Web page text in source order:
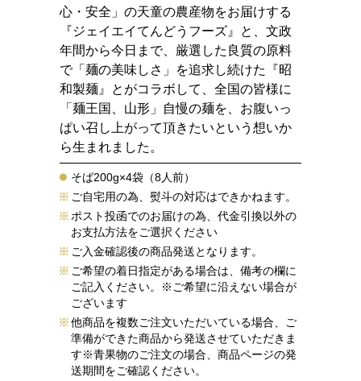
心・安全」の天童の農産物をお届けする
『ジェイエイてんどうフーズ』と、文政
年間から今日まで、厳選した良質の原料
で「麺の美味しさ」を追求し続けた『昭
和製麺』とがコラボして、全国の皆様に
「麺王国、山形」自慢の麺を、お腹いっ
ぱい召し上がって頂きたいという想いか
ら生まれました。
そば200g×4袋（8人前）
ご自宅用の為、熨斗の対応はできかねます。
ポスト投函でのお届けの為、代金引換以外の
お支払方法をご選択ください
ご入金確認後の商品発送となります。
ご希望の着日指定がある場合は、備考の欄に
ご記入ください。※ご希望に沿えない場合が
ございます
他商品を複数ご注文いただいている場合、ご
準備ができた商品から発送させていただきま
す※青果物のご注文の場合、商品ページの発
送期間をご確認ください。